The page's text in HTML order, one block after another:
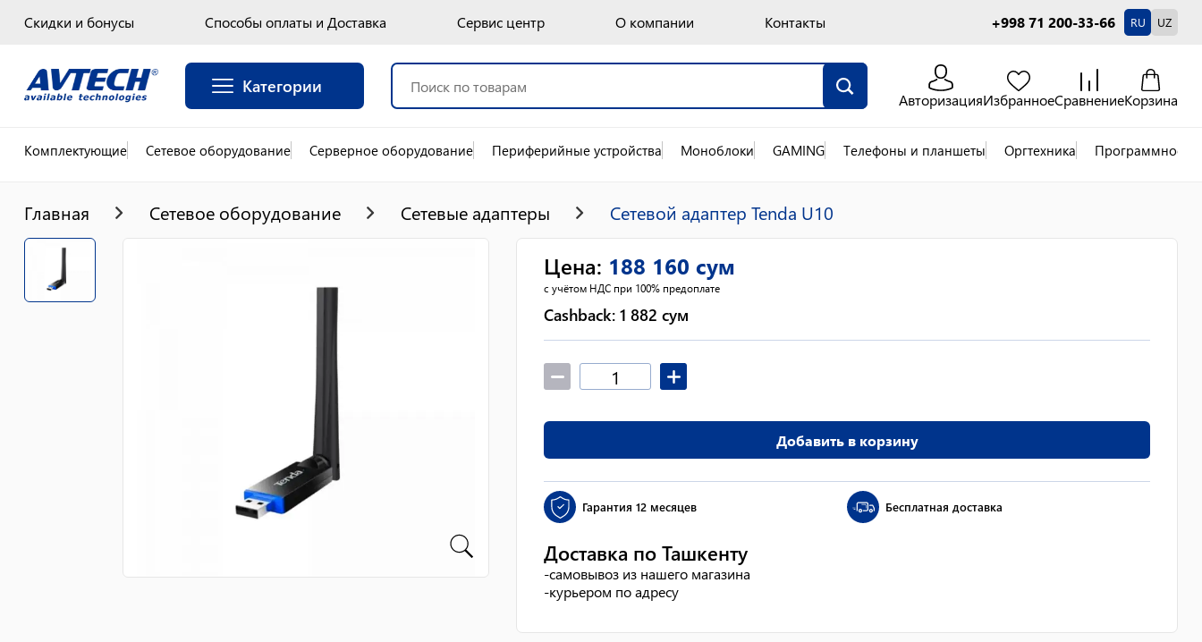
Скидки и бонусы Способы оплаты и Доставка Сервис центр О компании Контакты +998 71 200-33-66 RU UZ
Категории
АвторизацияИзбранноеСравнениеКорзина
Комплектующие Сетевое оборудование Серверное оборудование Периферийные устройства Моноблоки GAMING Телефоны и планшеты Оргтехника Программное
Главная Сетевое оборудование Сетевые адаптеры Сетевой адаптер Tenda U10
Цена: 188 160 сум
с учётом НДС при 100% предоплате
Cashback: 1 882 сум
Добавить в корзину
Гарантия 12 месяцев Бесплатная доставка
Доставка по Ташкенту
-самовывоз из нашего магазина
-курьером по адресу